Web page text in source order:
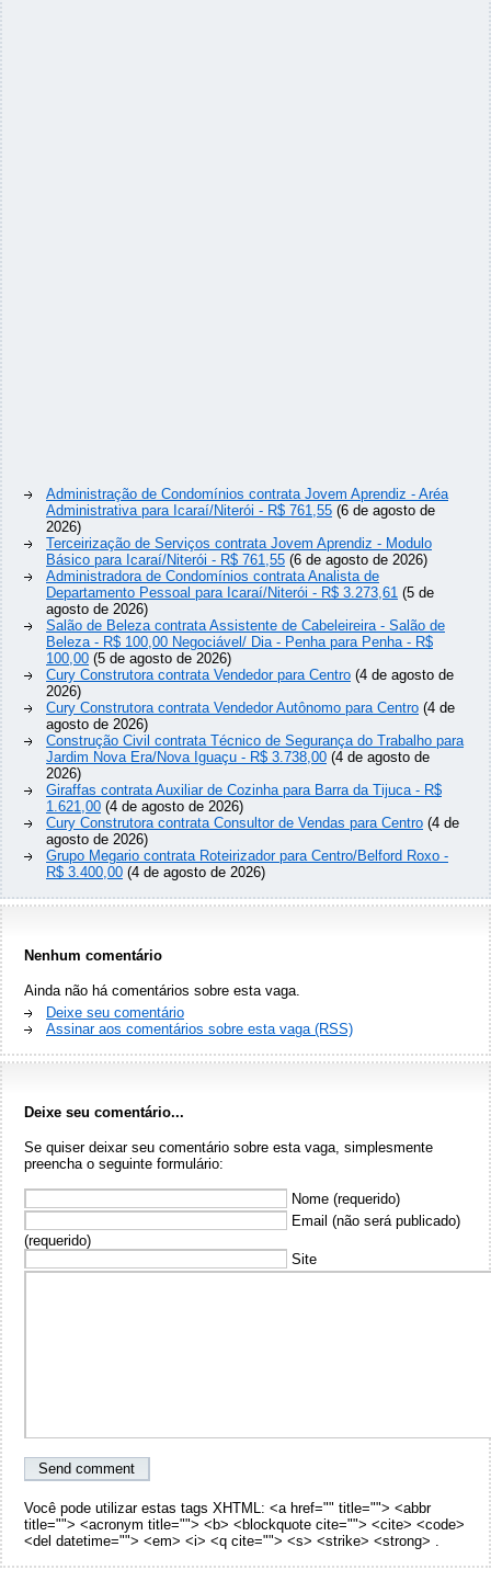
Administração de Condomínios contrata Jovem Aprendiz - Aréa
Administrativa para Icaraí/Niterói - R$ 761,55 (6 de agosto de
2026)
Terceirização de Serviços contrata Jovem Aprendiz - Modulo
Básico para Icaraí/Niterói - R$ 761,55 (6 de agosto de 2026)
Administradora de Condomínios contrata Analista de
Departamento Pessoal para Icaraí/Niterói - R$ 3.273,61 (5 de
agosto de 2026)
Salão de Beleza contrata Assistente de Cabeleireira - Salão de
Beleza - R$ 100,00 Negociável/ Dia - Penha para Penha - R$
100,00 (5 de agosto de 2026)
Cury Construtora contrata Vendedor para Centro (4 de agosto de
2026)
Cury Construtora contrata Vendedor Autônomo para Centro (4 de
agosto de 2026)
Construção Civil contrata Técnico de Segurança do Trabalho para
Jardim Nova Era/Nova Iguaçu - R$ 3.738,00 (4 de agosto de
2026)
Giraffas contrata Auxiliar de Cozinha para Barra da Tijuca - R$
1.621,00 (4 de agosto de 2026)
Cury Construtora contrata Consultor de Vendas para Centro (4 de
agosto de 2026)
Grupo Megario contrata Roteirizador para Centro/Belford Roxo -
R$ 3.400,00 (4 de agosto de 2026)
Nenhum comentário
Ainda não há comentários sobre esta vaga.
Deixe seu comentário
Assinar aos comentários sobre esta vaga (RSS)
Deixe seu comentário...
Se quiser deixar seu comentário sobre esta vaga, simplesmente
preencha o seguinte formulário:
Nome (requerido)
Email (não será publicado)
(requerido)
Site
Você pode utilizar estas tags XHTML: <a href="" title=""> <abbr
title=""> <acronym title=""> <b> <blockquote cite=""> <cite> <code>
<del datetime=""> <em> <i> <q cite=""> <s> <strike> <strong> .